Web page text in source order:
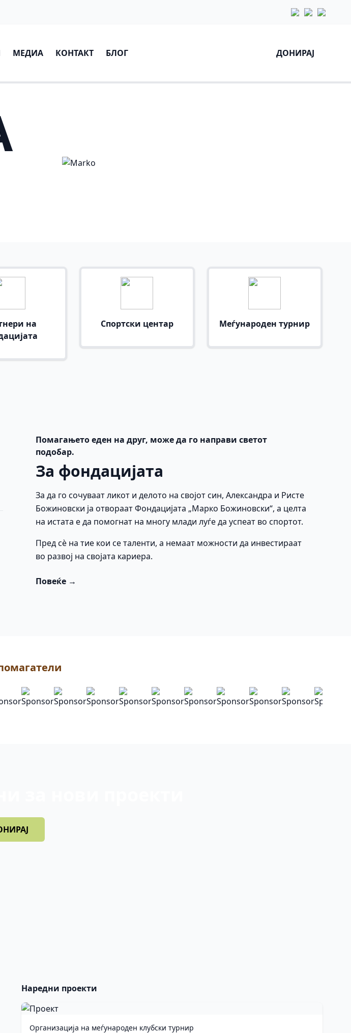
МЕДИА КОНТАКТ БЛОГ ДОНИРАЈ
на
Спортски центар Меѓународен турнир
Помагањето еден на друг, може да го направи светот
подобар.
За фондацијата
За да го сочуваат ликот и делото на својот син, Александра и Ристе
Божиновски ја отвораат Фондацијата „Марко Божиновски“, а целта
на истата е да помогнат на многу млади луѓе да успеат во спортот.
Пред сè на тие кои се таленти, а немаат можности да инвестираат
во развој на својата кариера.
Повеќе →
Наредни проекти
Организација на меѓународен клубски турнир